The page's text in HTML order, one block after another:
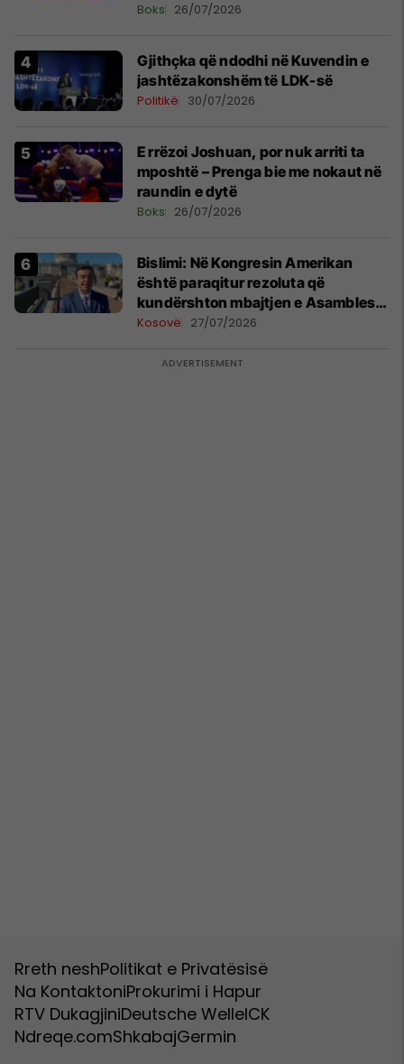
Boks 26/07/2026
Gjithçka që ndodhi në Kuvendin e
jashtëzakonshëm të LDK-së
Politikë 30/07/2026
E rrëzoi Joshuan, por nuk arriti ta
mposhtë – Prenga bie me nokaut në
raundin e dytë
Boks 26/07/2026
Bislimi: Në Kongresin Amerikan
është paraqitur rezoluta që
kundërshton mbajtjen e Asamblesë
Parlamentare të OSBE-së në
Kosovë 27/07/2026
Rreth neshPolitikat e Privatësisë
Na KontaktoniProkurimi i Hapur
RTV DukagjiniDeutsche WelleICK
Ndreqe.comShkabajGermin